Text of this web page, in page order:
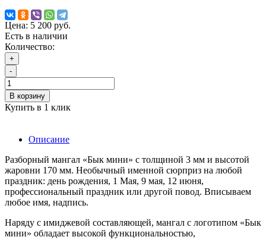
Цена: 5 200 руб.
Есть в наличии
Количество:
+
-
В корзину
Купить в 1 клик
Описание
Разборный мангал «Бык мини» с толщиной 3 мм и высотой
жаровни 170 мм. Необычный именной сюрприз на любой
праздник: день рождения, 1 Мая, 9 мая, 12 июня,
профессиональный праздник или другой повод. Вписываем
любое имя, надпись.
Наряду с имиджевой составляющей, мангал с логотипом «Бык
мини» обладает высокой функциональностью,